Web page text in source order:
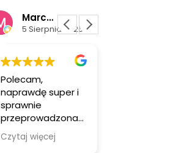
Marcin Golec
5 Sierpnia 2026
Polecam,
naprawdę super i
sprawnie
przeprowadzona
sprawa
Czytaj więcej